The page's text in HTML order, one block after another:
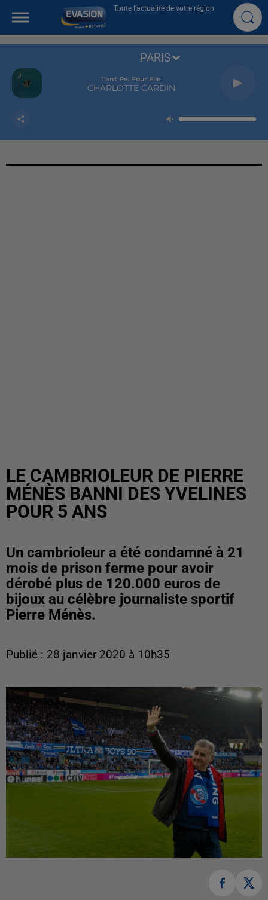
Toute l'actualité de votre région
Tant Pis Pour Elle
CHARLOTTE CARDIN
PARIS
LE CAMBRIOLEUR DE PIERRE
MÉNÈS BANNI DES YVELINES
POUR 5 ANS
Un cambrioleur a été condamné à 21
mois de prison ferme pour avoir
dérobé plus de 120.000 euros de
bijoux au célèbre journaliste sportif
Pierre Ménès.
Publié : 28 janvier 2020 à 10h35